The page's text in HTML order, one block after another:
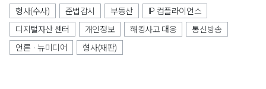
형사(수사)
준법감시 부동산
IP 컴플라이언스
디지털자산 센터
개인정보 해킹사고 대응
통신방송
언론 · 뉴미디어
형사(재판)